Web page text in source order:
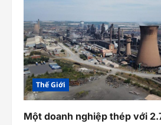
Thế Giới
Một doanh nghiệp thép với